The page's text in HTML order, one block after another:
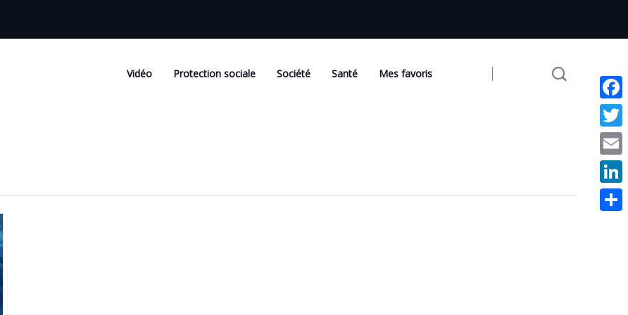
Vidéo Protection sociale Société Santé Mes favoris